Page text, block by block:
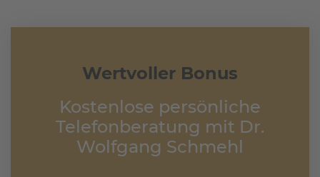
Wertvoller Bonus
Kostenlose persönliche
Telefonberatung mit Dr.
Wolfgang Schmehl